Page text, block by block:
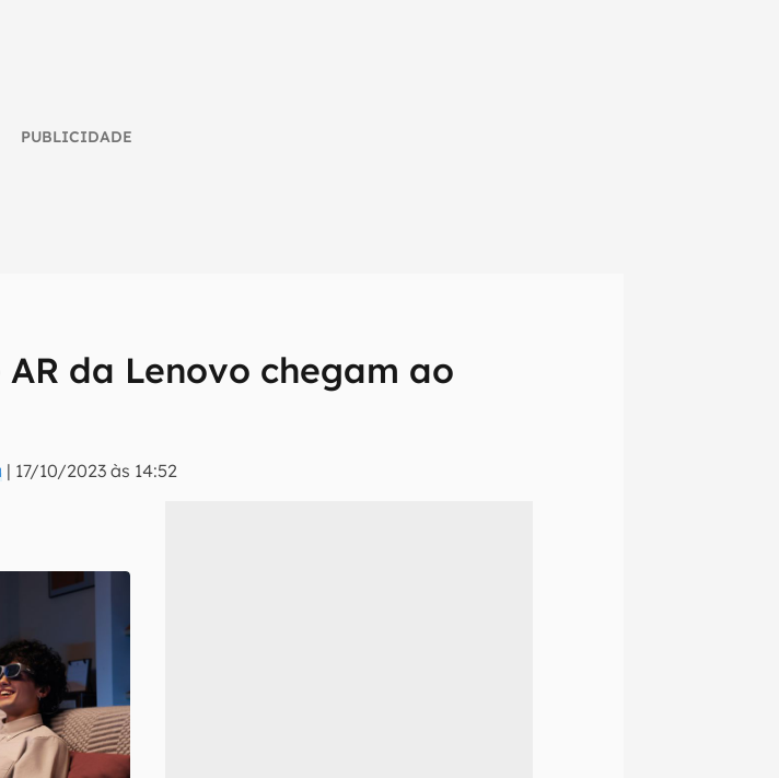
PUBLICIDADE
da Lenovo chegam ao
| 17/10/2023 às 14:52
e reviews sobre tecnologia em primeira
inscreva-se
de Uso e Política de Privacidade do Canaltech.